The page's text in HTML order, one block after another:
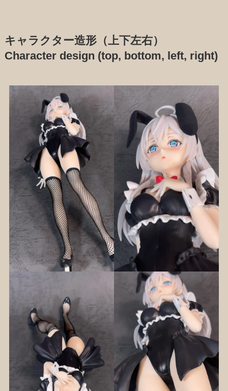
キャラクター造形（上下左右）
Character design (top, bottom, left, right)